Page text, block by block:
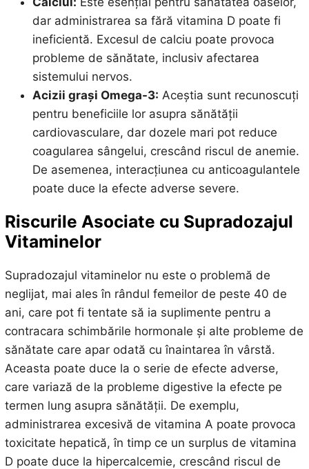
dar administrarea sa fără vitamina D poate fi
ineficientă. Excesul de calciu poate provoca
probleme de sănătate, inclusiv afectarea
sistemului nervos.
Acizii grași Omega-3: Aceștia sunt recunoscuți
pentru beneficiile lor asupra sănătății
cardiovasculare, dar dozele mari pot reduce
coagularea sângelui, crescând riscul de anemie.
De asemenea, interacțiunea cu anticoagulantele
poate duce la efecte adverse severe.
Riscurile Asociate cu Supradozajul
Vitaminelor
Supradozajul vitaminelor nu este o problemă de
neglijat, mai ales în rândul femeilor de peste 40 de
ani, care pot fi tentate să ia suplimente pentru a
contracara schimbările hormonale și alte probleme de
sănătate care apar odată cu înaintarea în vârstă.
Aceasta poate duce la o serie de efecte adverse,
care variază de la probleme digestive la efecte pe
termen lung asupra sănătății. De exemplu,
administrarea excesivă de vitamina A poate provoca
toxicitate hepatică, în timp ce un surplus de vitamina
D poate duce la hipercalcemie, crescând riscul de